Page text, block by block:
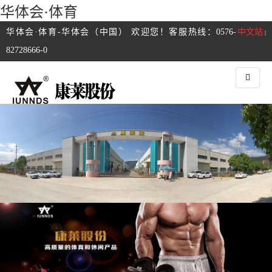
华体会·体育
中文站 |
华体会·体育-华体会（中国） 欢迎您！客服热线：0576-
82728666-0